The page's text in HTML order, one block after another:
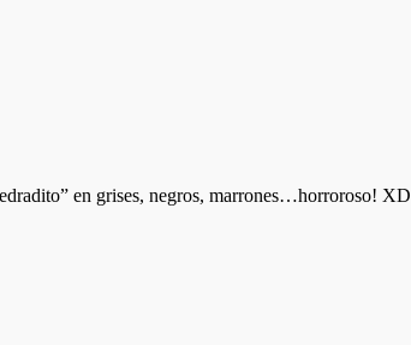
en grises, negros, marrones…horroroso! XD